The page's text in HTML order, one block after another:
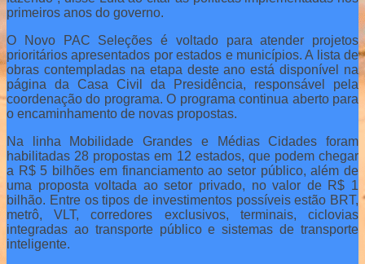
primeiros anos do governo.
O Novo PAC Seleções é voltado para atender projetos
prioritários apresentados por estados e municípios. A lista de
obras contempladas na etapa deste ano está disponível na
página da Casa Civil da Presidência, responsável pela
coordenação do programa. O programa continua aberto para
o encaminhamento de novas propostas.
Na linha Mobilidade Grandes e Médias Cidades foram
habilitadas 28 propostas em 12 estados, que podem chegar
a R$ 5 bilhões em financiamento ao setor público, além de
uma proposta voltada ao setor privado, no valor de R$ 1
bilhão. Entre os tipos de investimentos possíveis estão BRT,
metrô, VLT, corredores exclusivos, terminais, ciclovias
integradas ao transporte público e sistemas de transporte
inteligente.